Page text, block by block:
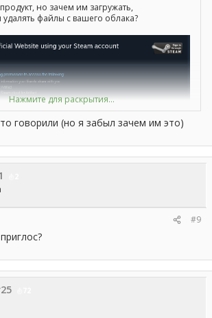
но зачем им загружать,
удалять файлы с вашего облака?
Нажмите для раскрытия...
говорили (но я забыл зачем им это)
#9